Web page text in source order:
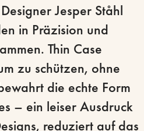
Jesper Ståhl
in Präzision und
Thin Case
zu schützen, ohne
die echte Form
– ein leiser Ausdruck
reduziert auf das